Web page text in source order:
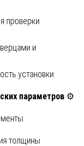
проверки
и
установки.
параметров ⚙️
толщины